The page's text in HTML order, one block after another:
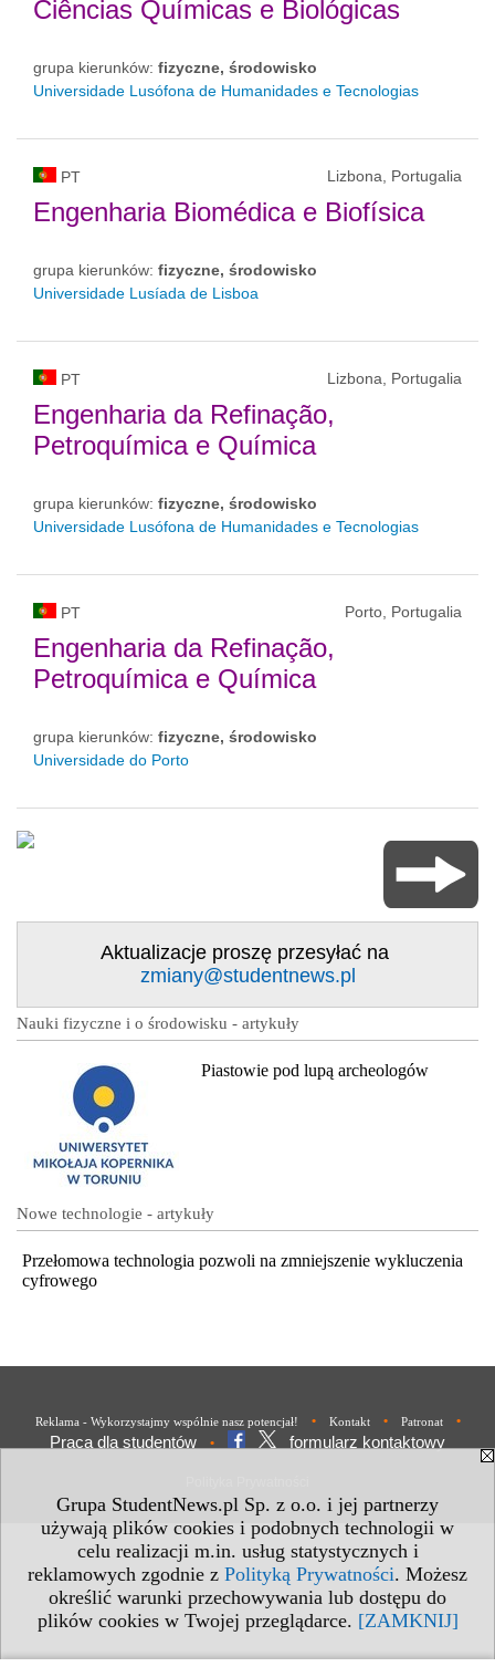
Grupa StudentNews.pl Sp. z o.o. i jej partnerzy
używają plików cookies i podobnych technologii w
celu realizacji m.in. usług statystycznych i
reklamowych zgodnie z Polityką Prywatności. Możesz
określić warunki przechowywania lub dostępu do
plików cookies w Twojej przeglądarce. [ZAMKNIJ]
Ciências Químicas e Biológicas
grupa kierunków: fizyczne, środowisko
Universidade Lusófona de Humanidades e Tecnologias
PT Lizbona, Portugalia
Engenharia Biomédica e Biofísica
grupa kierunków: fizyczne, środowisko
Universidade Lusíada de Lisboa
PT Lizbona, Portugalia
Engenharia da Refinação,
Petroquímica e Química
grupa kierunków: fizyczne, środowisko
Universidade Lusófona de Humanidades e Tecnologias
PT Porto, Portugalia
Engenharia da Refinação,
Petroquímica e Química
grupa kierunków: fizyczne, środowisko
Universidade do Porto
Aktualizacje proszę przesyłać na
zmiany@studentnews.pl
Nauki fizyczne i o środowisku - artykuły
Piastowie pod lupą archeologów
Nowe technologie - artykuły
Przełomowa technologia pozwoli na zmniejszenie wykluczenia
cyfrowego
Reklama - Wykorzystajmy wspólnie nasz potencjał! • Kontakt • Patronat •
Praca dla studentów • formularz kontaktowy